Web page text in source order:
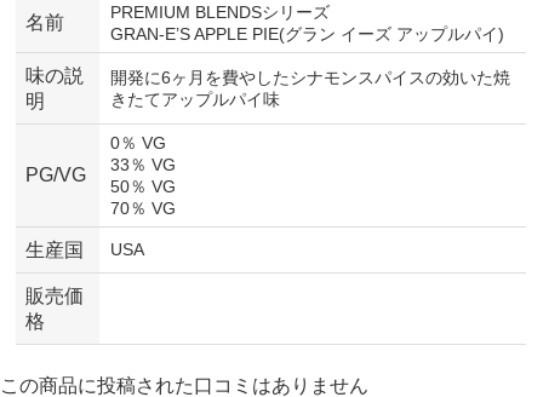
名前
PREMIUM BLENDSシリーズ
GRAN-E’S APPLE PIE(グラン イーズ アップルパイ)
味の説
明
開発に6ヶ月を費やしたシナモンスパイスの効いた焼
きたてアップルパイ味
PG/VG
0％ VG
33％ VG
50％ VG
70％ VG
生産国 USA
販売価
格
この商品に投稿された口コミはありません